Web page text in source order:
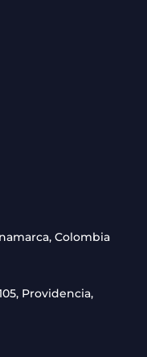
Colombia
Providencia,